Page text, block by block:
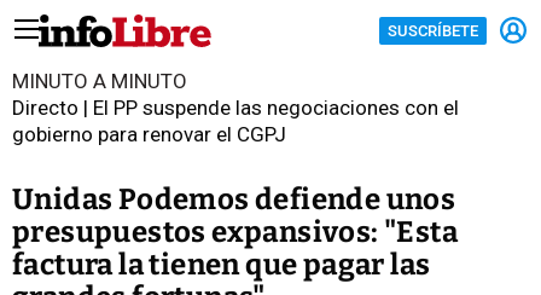
SUSCRÍBETE
MINUTO A MINUTO
Directo | El PP suspende las negociaciones con el
gobierno para renovar el CGPJ
Unidas Podemos defiende unos
presupuestos expansivos: "Esta
factura la tienen que pagar las